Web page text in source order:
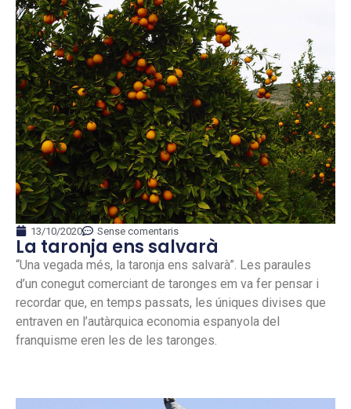
13/10/2020 Sense comentaris
La taronja ens salvarà
“Una vegada més, la taronja ens salvarà”. Les paraules
d’un conegut comerciant de taronges em va fer pensar i
recordar que, en temps passats, les úniques divises que
entraven en l’autàrquica economia espanyola del
franquisme eren les de les taronges.